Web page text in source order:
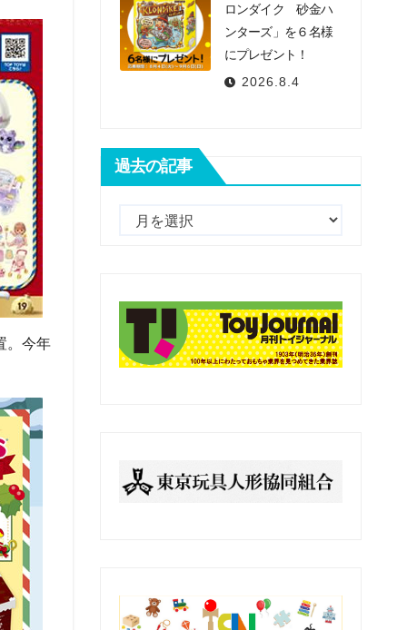
。今年
ロンダイク 砂金ハ
ンターズ」を６名様
にプレゼント！
2026.8.4
過去の記事
記
事